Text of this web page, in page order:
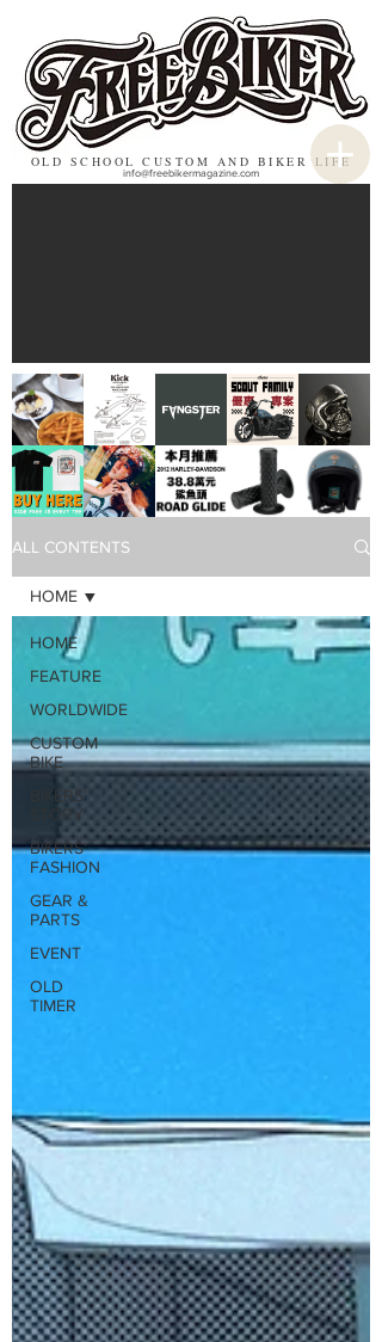
OLD SCHOOL CUSTOM AND BIKER LIFE
info@freebikermagazine.com
ALL CONTENTS
HOME
FEATURE
WORLDWIDE
CUSTOM
BIKE
BIKERS'
STORY
BIKERS'
FASHION
GEAR &
PARTS
EVENT
OLD
TIMER
HOME